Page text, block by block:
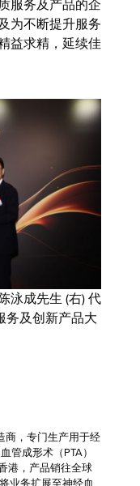
服务及产品的企
为不断提升服务
益求精，延续佳
泳成先生 (右) 代
务及创新产品大
商，专门生产用于经
管成形术（PTA）
港，产品销往全球